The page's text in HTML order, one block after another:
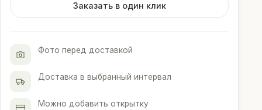
Заказать в один клик
Фото перед доставкой
Доставка в выбранный интервал
Можно добавить открытку